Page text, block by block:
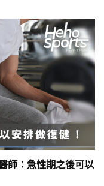
師：急性期之後可以